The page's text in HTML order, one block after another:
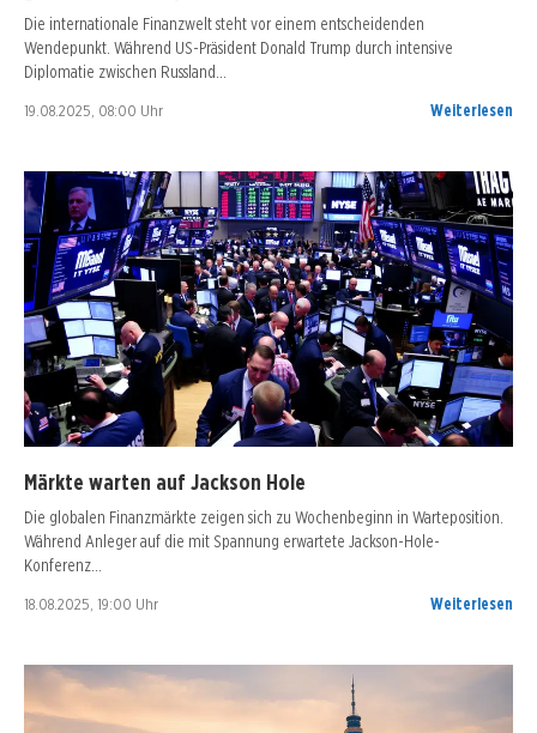
Die internationale Finanzwelt steht vor einem entscheidenden
Wendepunkt. Während US-Präsident Donald Trump durch intensive
Diplomatie zwischen Russland…
19.08.2025, 08:00 Uhr Weiterlesen
Märkte warten auf Jackson Hole
Die globalen Finanzmärkte zeigen sich zu Wochenbeginn in Warteposition.
Während Anleger auf die mit Spannung erwartete Jackson-Hole-
Konferenz…
18.08.2025, 19:00 Uhr Weiterlesen